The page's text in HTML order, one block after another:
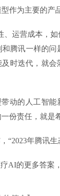
作为主要的产
、运营成本，
腾讯一样的
及时迭代，就
动的人工智
份责任，就是
“2023年腾讯
AI的更多答案